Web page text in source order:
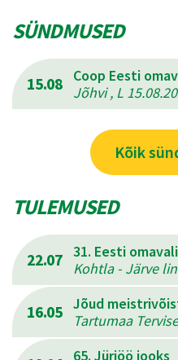
SÜNDMUSED
15.08
Coop Eesti
Jõhvi , L
Kõik
TULEMUSED
22.07 31. Eesti
Kohtla - Järve
16.05 Jõud
Tartumaa
65. Jüriöö jooks